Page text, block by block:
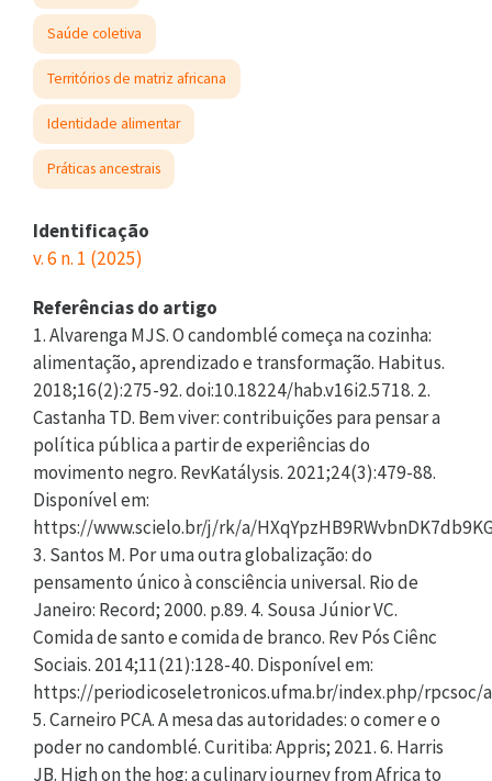
Saúde coletiva
Territórios de matriz africana
Identidade alimentar
Práticas ancestrais
Identificação
v. 6 n. 1 (2025)
Referências do artigo
1. Alvarenga MJS. O candomblé começa na cozinha:
alimentação, aprendizado e transformação. Habitus.
2018;16(2):275-92. doi:10.18224/hab.v16i2.5718. 2.
Castanha TD. Bem viver: contribuições para pensar a
política pública a partir de experiências do
movimento negro. RevKatálysis. 2021;24(3):479-88.
Disponível em:
https://www.scielo.br/j/rk/a/
3. Santos M. Por uma outra globalização: do
pensamento único à consciência universal. Rio de
Janeiro: Record; 2000. p.89. 4. Sousa Júnior VC.
Comida de santo e comida de branco. Rev Pós Ciênc
Sociais. 2014;11(21):128-40. Disponível em:
https://periodicoseletronicos.ufma.br/index.php/
5. Carneiro PCA. A mesa das autoridades: o comer e o
poder no candomblé. Curitiba: Appris; 2021. 6. Harris
JB. High on the hog: a culinary journey from Africa to